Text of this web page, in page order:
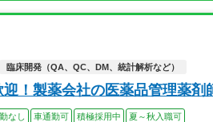
臨床開発（QA、QC、DM、統計解析など）
迎！製薬会社の医薬品管理薬剤
なし 車通勤可 積極採用中 夏～秋入職可